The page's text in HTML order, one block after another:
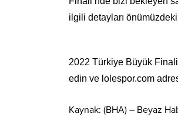
ilgili detayları
2022 Türkiye Büyük
edin ve lolespor.com
Kaynak: (BHA) – Beyaz